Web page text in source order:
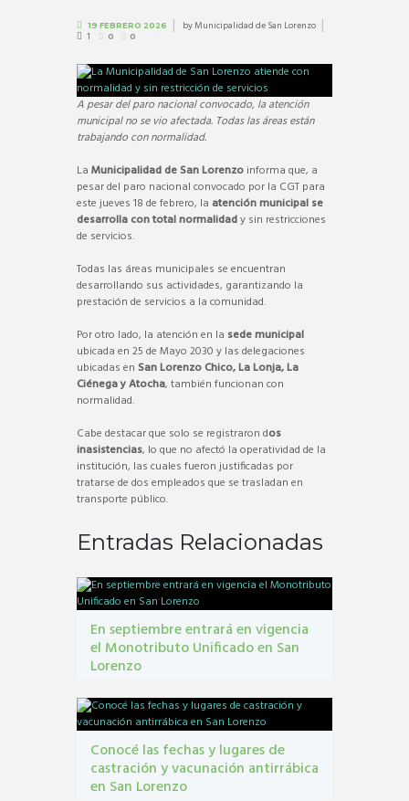
19 FEBRERO 2026 byMunicipalidad de San Lorenzo
1 0 0
A pesar del paro nacional convocado, la atención
municipal no se vio afectada. Todas las áreas están
trabajando con normalidad.
La Municipalidad de San Lorenzo informa que, a
pesar del paro nacional convocado por la CGT para
este jueves 18 de febrero, la atención municipal se
desarrolla con total normalidady sin restricciones
de servicios.
Todas las áreas municipales se encuentran
desarrollando sus actividades, garantizando la
prestación de servicios a la comunidad.
Por otro lado, la atención en la sede municipal
ubicada en 25 de Mayo 2030 y las delegaciones
ubicadas en San Lorenzo Chico, La Lonja, La
Ciénega y Atocha, también funcionan con
normalidad.
Cabe destacar que solo se registraron dos
inasistencias, lo que no afectó la operatividad de la
institución, las cuales fueron justificadas por
tratarse de dos empleados que se trasladan en
transporte público.
Entradas Relacionadas
En septiembre entrará en vigencia
el Monotributo Unificado en San
Lorenzo
Unificado
Conocé las fechas y lugares de
castración y vacunación antirrábica
en San Lorenzo